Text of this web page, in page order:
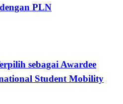
PLN
sebagai Awardee
Student Mobility